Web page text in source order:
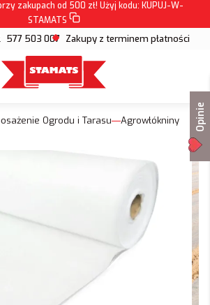
zakupach od 500 zł! Użyj kodu: KUPUJ-W-
STAMATS
577 503 007 Zakupy z terminem płatności
Ogrodu i Tarasu Agrowłókniny Opinie